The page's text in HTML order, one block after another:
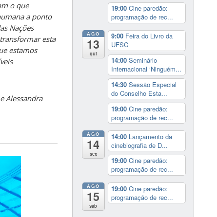
o que
a ponto
Nações
esta
estamos
Alessandra
19:00 Cine paredão:
programação de rec...
AGO
13
qui
9:00 Feira do Livro da
UFSC
14:00 Seminário
Internacional ‘Ninguém...
14:30 Sessão Especial
do Conselho Esta...
19:00 Cine paredão:
programação de rec...
AGO
14
sex
14:00 Lançamento da
cinebiografia de D...
19:00 Cine paredão:
programação de rec...
AGO
15
sáb
19:00 Cine paredão:
programação de rec...